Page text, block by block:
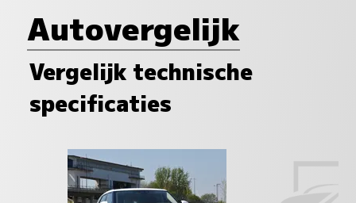
Autovergelijk
Vergelijk technische
specificaties